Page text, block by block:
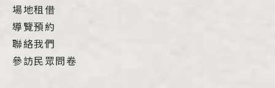
場地租借
導覽預約
聯絡我們
參訪民眾問卷